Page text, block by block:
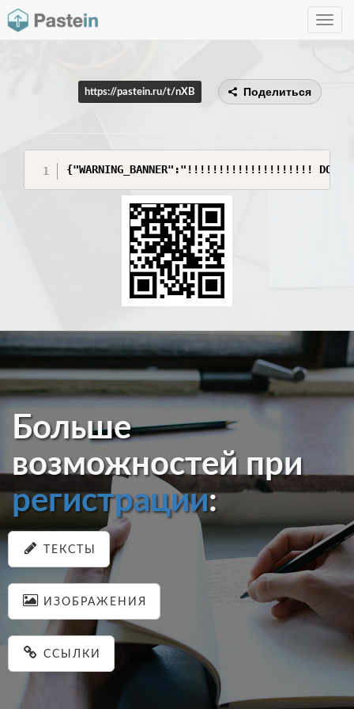
Toggle
https://pastein.ru/t/nXB Поделиться
{"WARNING_BANNER":"!!!!!!!!!!!!!!!!!!!! DO NOT SHARE
Больше
возможностей при
регистрации:
ТЕКСТЫ
ИЗОБРАЖЕНИЯ
ССЫЛКИ